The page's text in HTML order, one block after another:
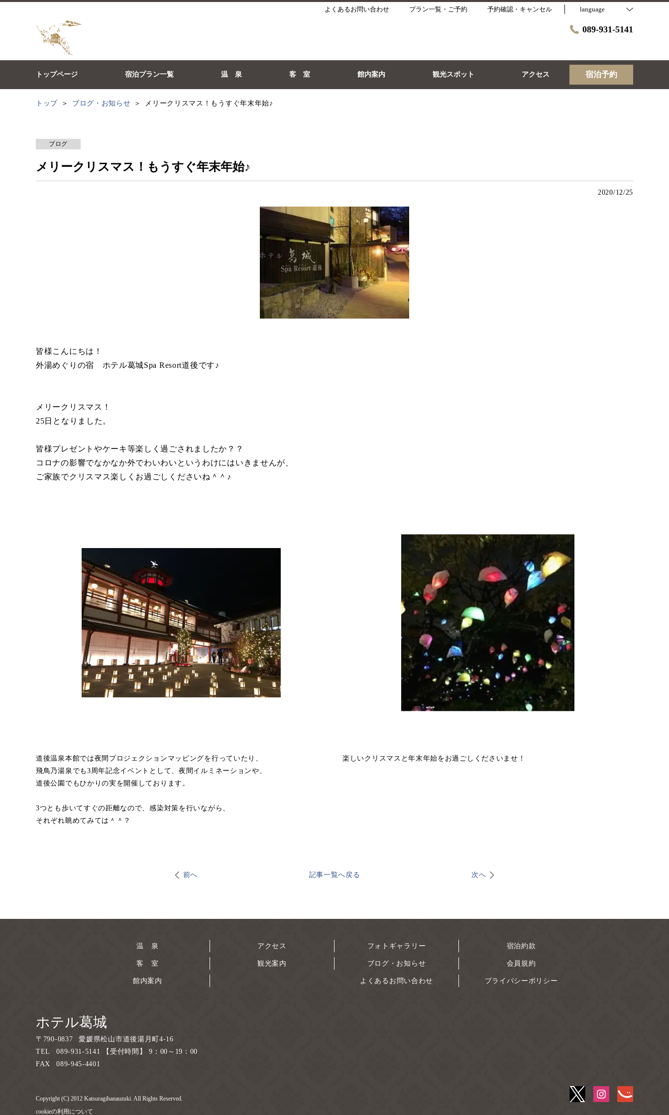
よくあるお問い合わせ プラン一覧・ご予約 予約確認・キャンセル language
089-931-5141
トップページ 宿泊プラン一覧 温 泉 客 室 館内案内 観光スポット アクセス 宿泊予約
トップ ブログ・お知らせ メリークリスマス！もうすぐ年末年始♪
ブログ
メリークリスマス！もうすぐ年末年始♪
2020/12/25
皆様こんにちは！
外湯めぐりの宿 ホテル葛城Spa Resort道後です♪
メリークリスマス！
25日となりました。
皆様プレゼントやケーキ等楽しく過ごされましたか？？
コロナの影響でなかなか外でわいわいというわけにはいきませんが、
ご家族でクリスマス楽しくお過ごしくださいね＾＾♪
道後温泉本館では夜間プロジェクションマッピングを行っていたり、
飛鳥乃湯泉でも3周年記念イベントとして、夜間イルミネーションや、
道後公園でもひかりの実を開催しております。
3つとも歩いてすぐの距離なので、感染対策を行いながら、
それぞれ眺めてみては＾＾？
楽しいクリスマスと年末年始をお過ごしくださいませ！
前へ 記事一覧へ戻る 次へ
温 泉
客 室
館内案内
アクセス
観光案内
フォトギャラリー
ブログ・お知らせ
よくあるお問い合わせ
宿泊約款
会員規約
プライバシーポリシー
ホテル葛城
〒 790-0837
愛媛県松山市道後湯月町4-16
TEL
089-931-5141 【受付時間】 9：00～19：00
FAX
089-945-4401
Copyright (C) 2012 Katsuragihanauzuki. All Rights Reserved.
cookieの利用について